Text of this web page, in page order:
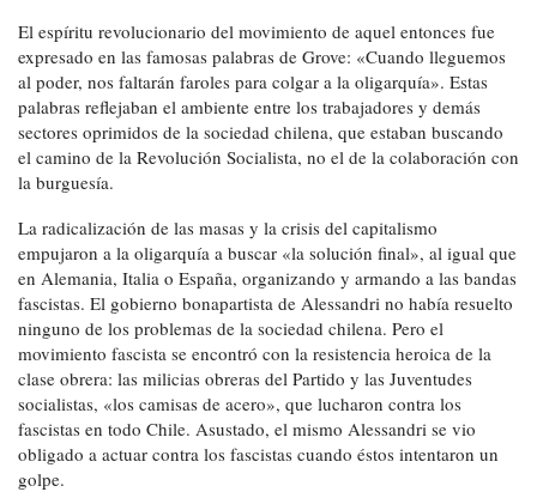
El espíritu revolucionario del movimiento de aquel entonces fue
expresado en las famosas palabras de Grove: «Cuando lleguemos
al poder, nos faltarán faroles para colgar a la oligarquía». Estas
palabras reflejaban el ambiente entre los trabajadores y demás
sectores oprimidos de la sociedad chilena, que estaban buscando
el camino de la Revolución Socialista, no el de la colaboración con
la burguesía.
La radicalización de las masas y la crisis del capitalismo
empujaron a la oligarquía a buscar «la solución final», al igual que
en Alemania, Italia o España, organizando y armando a las bandas
fascistas. El gobierno bonapartista de Alessandri no había resuelto
ninguno de los problemas de la sociedad chilena. Pero el
movimiento fascista se encontró con la resistencia heroica de la
clase obrera: las milicias obreras del Partido y las Juventudes
socialistas, «los camisas de acero», que lucharon contra los
fascistas en todo Chile. Asustado, el mismo Alessandri se vio
obligado a actuar contra los fascistas cuando éstos intentaron un
golpe.